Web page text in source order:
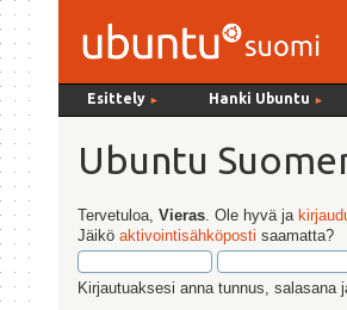
Esittely ► Hanki Ubuntu ►
Ubuntu
Tervetuloa,Vieras . Ole hyvä ja
Jäiköaktivointisähköposti saamatta?
Kirjautuaksesi anna tunnus, salasana